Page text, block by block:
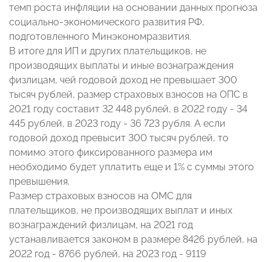
темп роста инфляции на основании данных прогноза
социально-экономического развития РФ,
подготовленного Минэкономразвития.
В итоге для ИП и других плательщиков, не
производящих выплаты и иные вознаграждения
физлицам, чей годовой доход не превышает 300
тысяч рублей, размер страховых взносов на ОПС в
2021 году составит 32 448 рублей, в 2022 году - 34
445 рублей, в 2023 году - 36 723 рубля. А если
годовой доход превысит 300 тысяч рублей, то
помимо этого фиксированного размера им
необходимо будет уплатить еще и 1% с суммы этого
превышения.
Размер страховых взносов на ОМС для
плательщиков, не производящих выплат и иных
вознаграждений физлицам, на 2021 год
устанавливается законом в размере 8426 рублей, на
2022 год - 8766 рублей, на 2023 год - 9119